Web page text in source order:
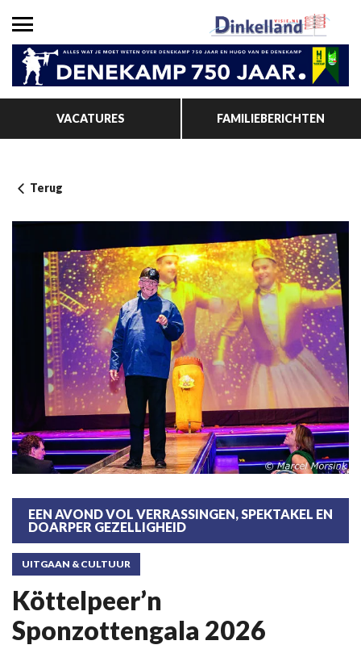
VACATURES FAMILIEBERICHTEN
Terug
EEN AVOND VOL VERRASSINGEN, SPEKTAKEL EN
DOARPER GEZELLIGHEID
UITGAAN & CULTUUR
Köttelpeer’n
Sponzottengala 2026